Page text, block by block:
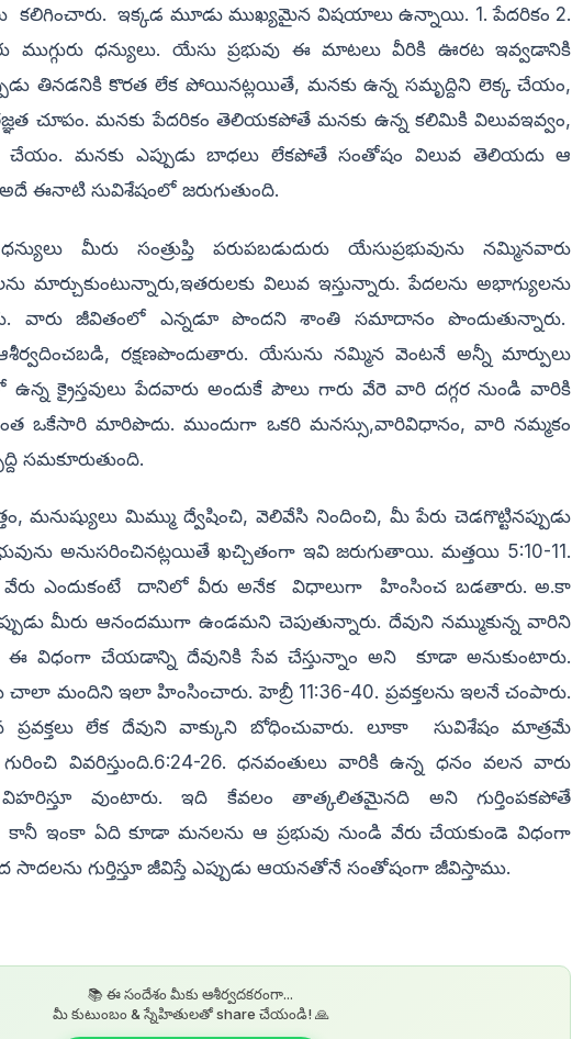
కలిగించారు. ఇక్కడ మూడు ముఖ్యమైన విషయాలు ఉన్నాయి. 1. పేదరికం 2.
ముగ్గురు ధన్యులు. యేసు ప్రభువు ఈ మాటలు వీరికి ఊరట ఇవ్వడానికి
తినడనికి కొరత లేక పోయినట్లయితే, మనకు ఉన్న సమృద్దిని లెక్క చేయం,
చూపం. మనకు పేదరికం తెలియకపోతే మనకు ఉన్న కలిమికి విలువఇవ్వం,
చేయం. మనకు ఎప్పుడు బాధలు లేకపోతే సంతోషం విలువ తెలియదు ఆ
ఈనాటి సువిశేషంలో జరుగుతుంది.
మీరు సంత్రుప్తి పరుపబడుదురు యేసుప్రభువును నమ్మినవారు
మార్చుకుంటున్నారు,ఇతరులకు విలువ ఇస్తున్నారు. పేదలను అభాగ్యులను
వారు జీవితంలో ఎన్నడూ పొందని శాంతి సమాదానం పొందుతున్నారు.
రక్షణపొందుతారు. యేసును నమ్మిన వెంటనే అన్నీ మార్పులు
క్రైస్తవులు పేదవారు అందుకే పౌలు గారు వేరె వారి దగ్గర నుండి వారికి
ఒకేసారి మారిపొదు. ముందుగా ఒకరి మనస్సు,వారివిధానం, వారి నమ్మకం
సమకూరుతుంది.
మనుష్యులు మిమ్ము ద్వేషించి, వెలివేసి నిందించి, మీ పేరు చెడగొట్టినప్పుడు
అనుసరించినట్లయితే ఖచ్చితంగా ఇవి జరుగుతాయి. మత్తయి 5:10-11.
వేరు ఎందుకంటే దానిలో వీరు అనేక విధాలుగా
హింసించ బడతారు. అ.కా
మీరు ఆనందముగా ఉండమని చెపుతున్నారు. దేవుని నమ్ముకున్న వారిని
ఈ విధంగా చేయడాన్ని దేవునికి సేవ చేస్తున్నాం అని
కూడా అనుకుంటారు.
మందిని ఇలా హింసించారు. హెబ్రీ 11:36-40. ప్రవక్తలను ఇలనే చంపారు.
ప్రవక్తలు లేక దేవుని వాక్కుని బోధించువారు. లూకా
సువిశేషం మాత్రమే
వివరిస్తుంది.6:24-26. ధనవంతులు వారికి ఉన్న ధనం వలన వారు
వుంటారు. ఇది కేవలం తాత్కలితమైనది అని గుర్తింపకపోతే
కానీ ఇంకా ఏది కూడా మనలను ఆ ప్రభువు నుండి వేరు చేయకుండె విధంగా
గుర్తిస్తూ జీవిస్తే ఎప్పుడు ఆయనతోనే సంతోషంగా జీవిస్తాము.
📚 ఈ సందేశం మీకు ఆశీర్వదకరంగా...
మీ కుటుంబం & స్నేహితులతో share చేయండి! 🙏